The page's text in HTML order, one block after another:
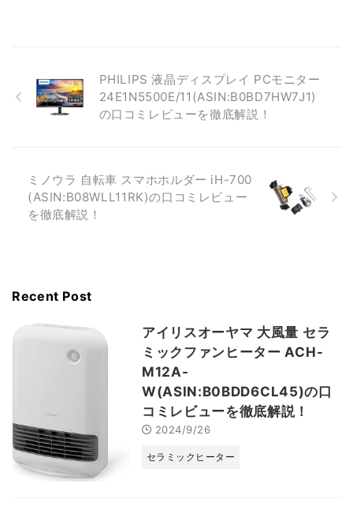
PHILIPS 液晶ディスプレイ PCモニター
24E1N5500E/11(ASIN:B0BD7HW7J1)
の口コミレビューを徹底解説！
ミノウラ 自転車 スマホホルダー iH-700
(ASIN:B08WLL11RK)の口コミレビュー
を徹底解説！
Recent Post
アイリスオーヤマ 大風量 セラ
ミックファンヒーター ACH-
M12A-
W(ASIN:B0BDD6CL45)の口
コミレビューを徹底解説！
2024/9/26
セラミックヒーター